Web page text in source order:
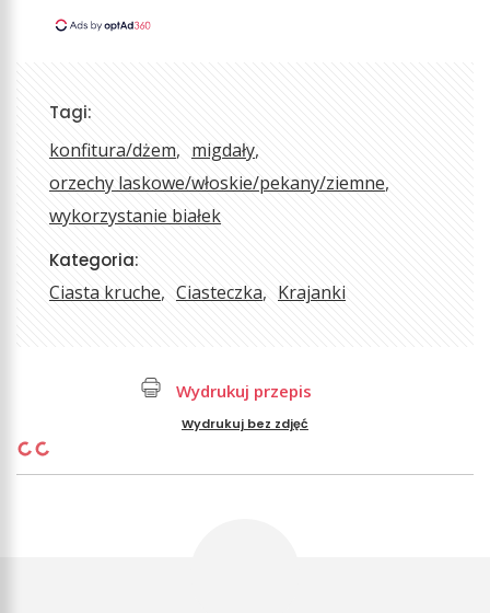
Tagi:
konfitura/dżem
migdały
orzechy laskowe/włoskie/pekany/ziemne
wykorzystanie białek
Kategoria:
Ciasta kruche Ciasteczka Krajanki
Wydrukuj przepis
Wydrukuj bez zdjęć